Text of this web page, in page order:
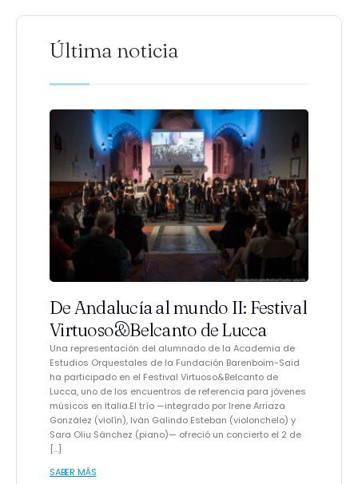
Última noticia
De Andalucía al mundo II: Festival
Virtuoso&Belcanto de Lucca
Una representación del alumnado de la Academia de
Estudios Orquestales de la Fundación Barenboim-Said
ha participado en el Festival Virtuoso&Belcanto de
Lucca, uno de los encuentros de referencia para jóvenes
músicos en Italia.El trío —integrado por Irene Arriaza
González (violín), Iván Galindo Esteban (violonchelo) y
Sara Oliu Sánchez (piano)— ofreció un concierto el 2 de
[…]
SABER MÁS